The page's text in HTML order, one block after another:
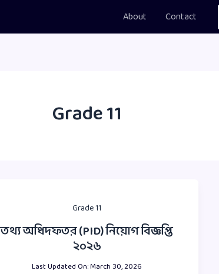
About Contact
Grade 11
Grade 11
তথ্য অধিদফতর (PID) নিয়োগ বিজ্ঞপ্তি
২০২৬
Last Updated On:March 30, 2026